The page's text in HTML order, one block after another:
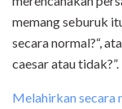
memang seburuk
secara normal?“,
caesar atau tidak?”.
Melahirkan secara